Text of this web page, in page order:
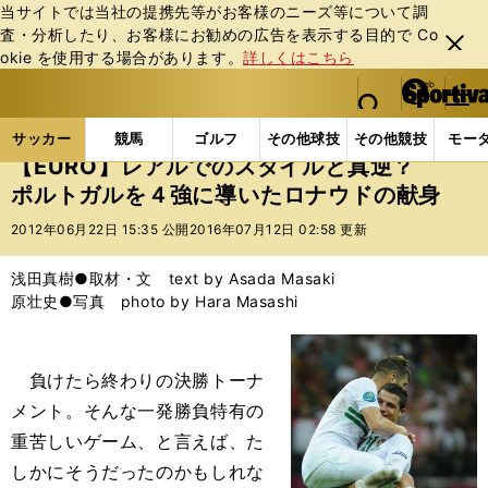
当サイトでは当社の提携先等がお客様のニーズ等について調
査・分析したり、お客様にお勧めの広告を表⽰する⽬的で Co
okie を使⽤する場合があります。詳しくはこちら
閉じ
る
web Sportiva (webスポルティーバ)
検索
マイペ
ー
ジ
メニュ
サッカー 競馬 ゴルフ その他球技 その他競技 モー
ス
ポ
ル
バ
サッカーの記事一覧 海外サッカー 海外サッカー
【EURO】レアルでのスタイルと真逆？
ポルトガルを４強に導いたロナウドの献身
2012年06月22日 15:35 公開 2016年07月12日 02:58 更新
浅田真樹●取材・文 text by Asada Masaki
原壮史●写真 photo by Hara Masashi
負けたら終わりの決勝トーナ
メント。そんな一発勝負特有の
重苦しいゲーム、と言えば、た
しかにそうだったのかもしれな